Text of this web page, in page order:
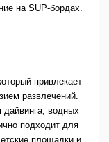
на SUP-бордах.
привлекает
развлечений.
водных
подходит для
площадки и